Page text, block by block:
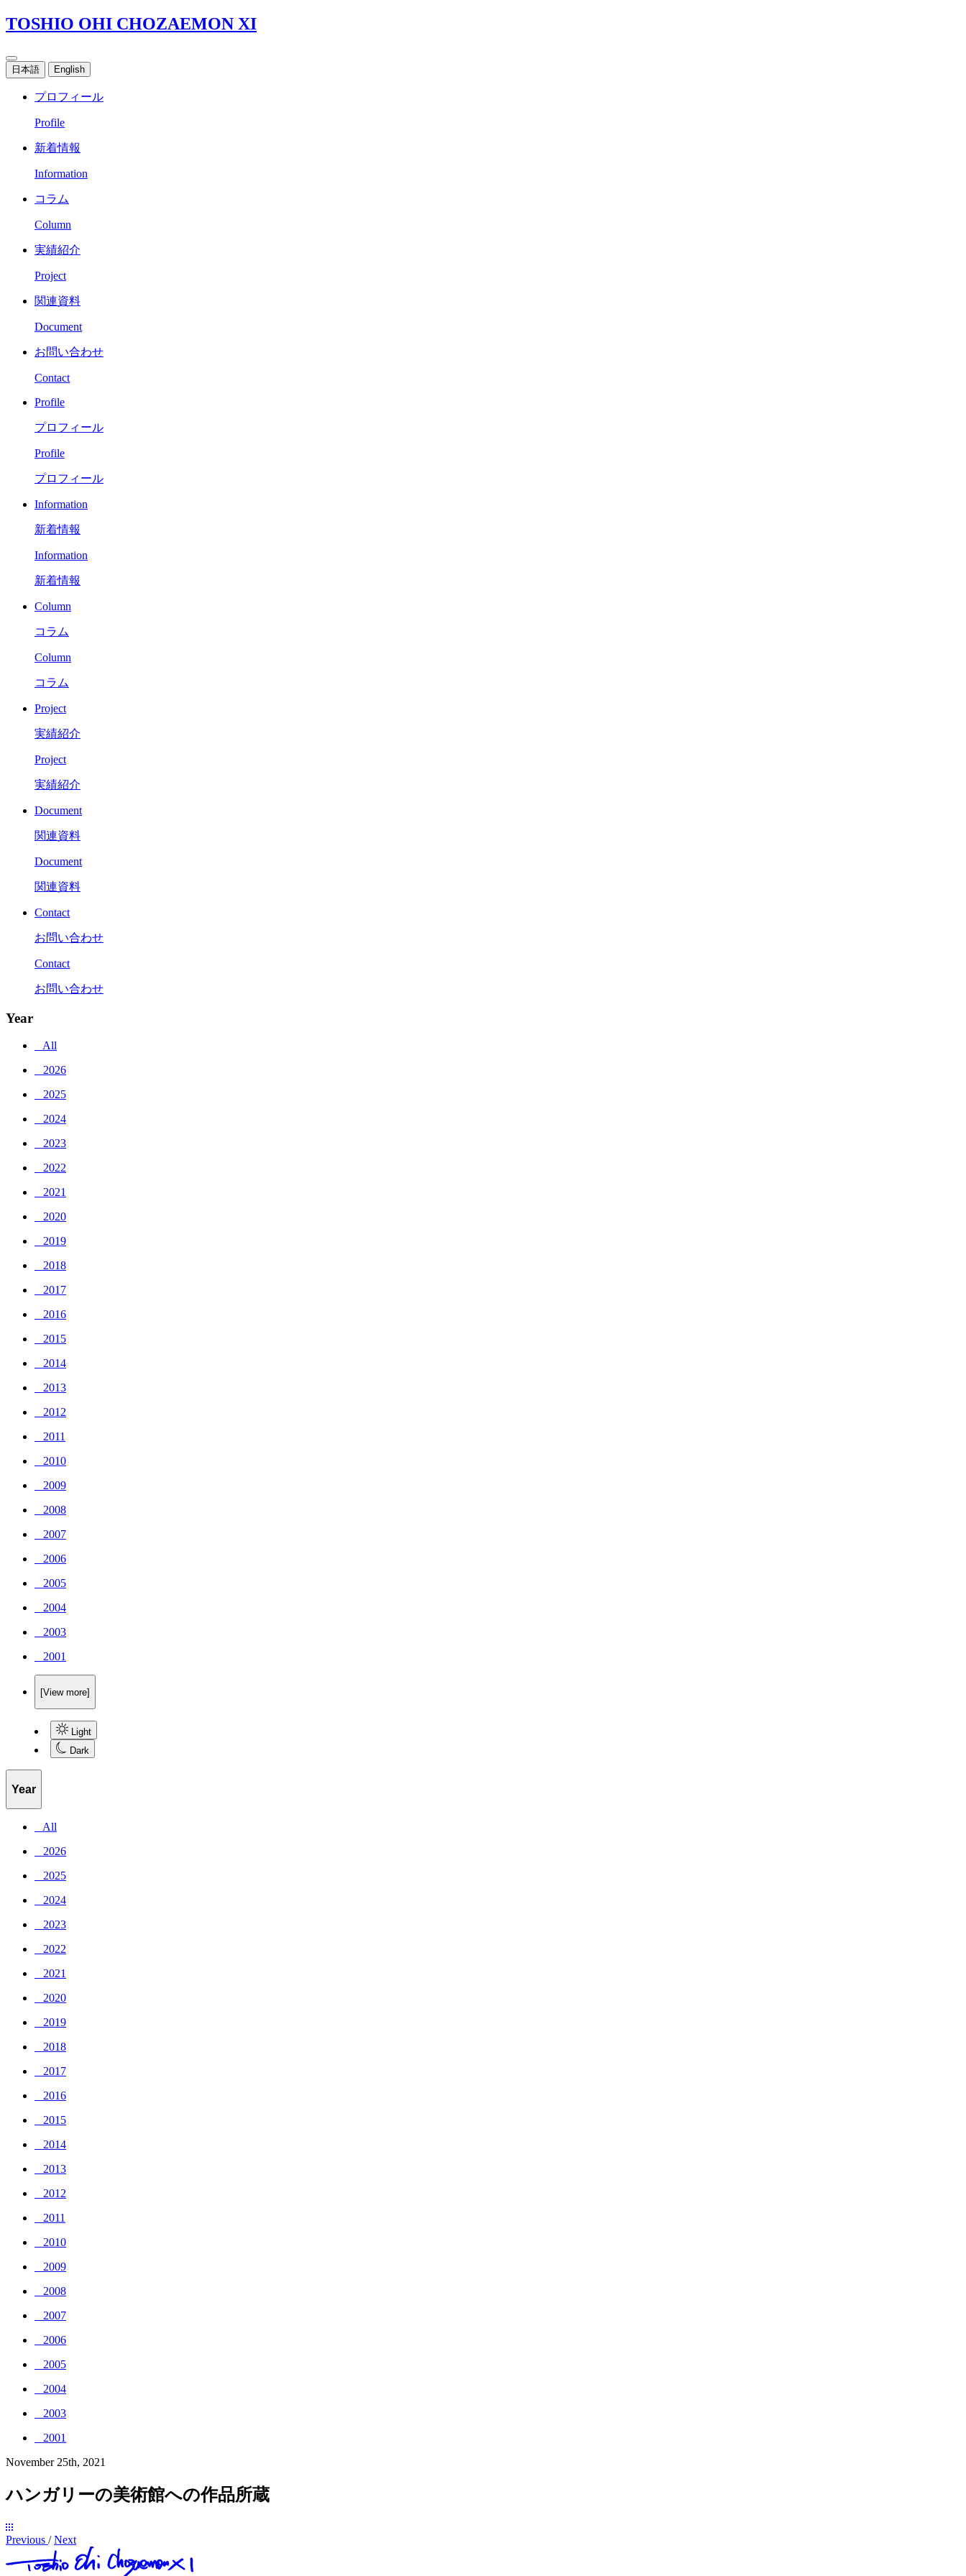
TOSHIO OHI CHOZAEMON XI
日本語 English
プロフィール
Profile
新着情報
Information
コラム
Column
実績紹介
Project
関連資料
Document
お問い合わせ
Contact
Profile
プロフィール
Profile
プロフィール
Information
新着情報
Information
新着情報
Column
コラム
Column
コラム
Project
実績紹介
Project
実績紹介
Document
関連資料
Document
関連資料
Contact
お問い合わせ
Contact
お問い合わせ
Year
_ All
_ 2026
_ 2025
_ 2024
_ 2023
_ 2022
_ 2021
_ 2020
_ 2019
_ 2018
_ 2017
_ 2016
_ 2015
_ 2014
_ 2013
_ 2012
_ 2011
_ 2010
_ 2009
_ 2008
_ 2007
_ 2006
_ 2005
_ 2004
_ 2003
_ 2001
[View more]
Light
Dark
Year
_ All
_ 2026
_ 2025
_ 2024
_ 2023
_ 2022
_ 2021
_ 2020
_ 2019
_ 2018
_ 2017
_ 2016
_ 2015
_ 2014
_ 2013
_ 2012
_ 2011
_ 2010
_ 2009
_ 2008
_ 2007
_ 2006
_ 2005
_ 2004
_ 2003
_ 2001
November 25th, 2021
ハンガリーの美術館への作品所蔵
Previous / Next